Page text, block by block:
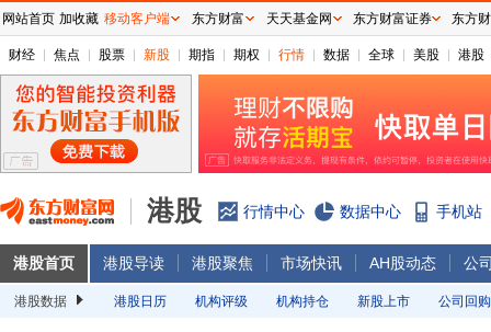
财经 焦点 股票 新股 期指 期权 行情 数据 全球 美股 港股
港股 行情中心 数据中心 手机站
港股首页 港股导读 港股聚焦 市场快讯 AH股动态 公
港股数据 港股日历 机构评级 机构持仓 新股上市 公司回购
网站首页 加收藏 移动客户端 东方财富 天天基金网 东方财富证券 东方